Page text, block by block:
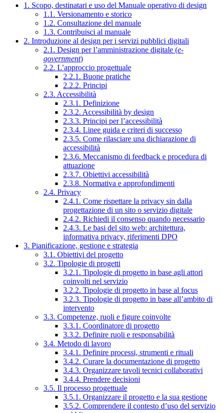
1. Scopo, destinatari e uso del Manuale operativo di design
1.1. Versionamento e storico
1.2. Consultazione del manuale
1.3. Contribuisci al manuale
2. Introduzione al design per i servizi pubblici digitali
2.1. Design per l’amministrazione digitale (e-
government)
2.2. L’approccio progettuale
2.2.1. Buone pratiche
2.2.2. Principi
2.3. Accessibilità
2.3.1. Definizione
2.3.2. Accessibilità by design
2.3.3. Principi per l’accessibilità
2.3.4. Linee guida e criteri di successo
2.3.5. Come rilasciare una dichiarazione di
accessibilità
2.3.6. Meccanismo di feedback e procedura di
attuazione
2.3.7. Obiettivi accessibilità
2.3.8. Normativa e approfondimenti
2.4. Privacy
2.4.1. Come rispettare la privacy sin dalla
progettazione di un sito o servizio digitale
2.4.2. Richiedi il consenso quando necessario
2.4.3. Le basi del sito web: architettura,
informativa privacy, riferimenti DPO
3. Pianificazione, gestione e strategia
3.1. Obiettivi del progetto
3.2. Tipologie di progetti
3.2.1. Tipologie di progetto in base agli attori
coinvolti nel servizio
3.2.2. Tipologie di progetto in base al focus
3.2.3. Tipologie di progetto in base all’ambito di
intervento
3.3. Competenze, ruoli e figure coinvolte
3.3.1. Coordinatore di progetto
3.3.2. Definire ruoli e responsabilità
3.4. Metodo di lavoro
3.4.1. Definire processi, strumenti e rituali
3.4.2. Curare la documentazione di progetto
3.4.3. Organizzare tavoli tecnici collaborativi
3.4.4. Prendere decisioni
3.5. Il processo progettuale
3.5.1. Organizzare il progetto e la sua gestione
3.5.2. Comprendere il contesto d’uso del servizio